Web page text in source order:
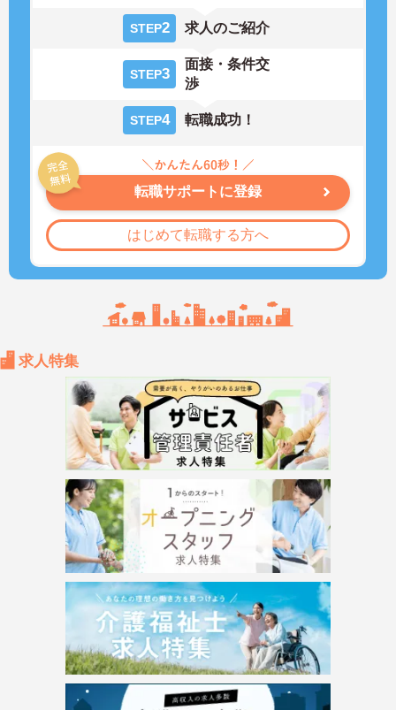
STEP2 求人のご紹介
STEP3
面接・条件交
渉
STEP4 転職成功！
転職サポートに登録
はじめて転職する方へ
求人特集